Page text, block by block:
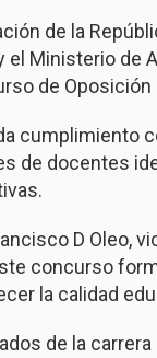
de la
el Ministerio de
de
cumplimiento
de docentes
D Oleo,
concurso
la calidad
de la